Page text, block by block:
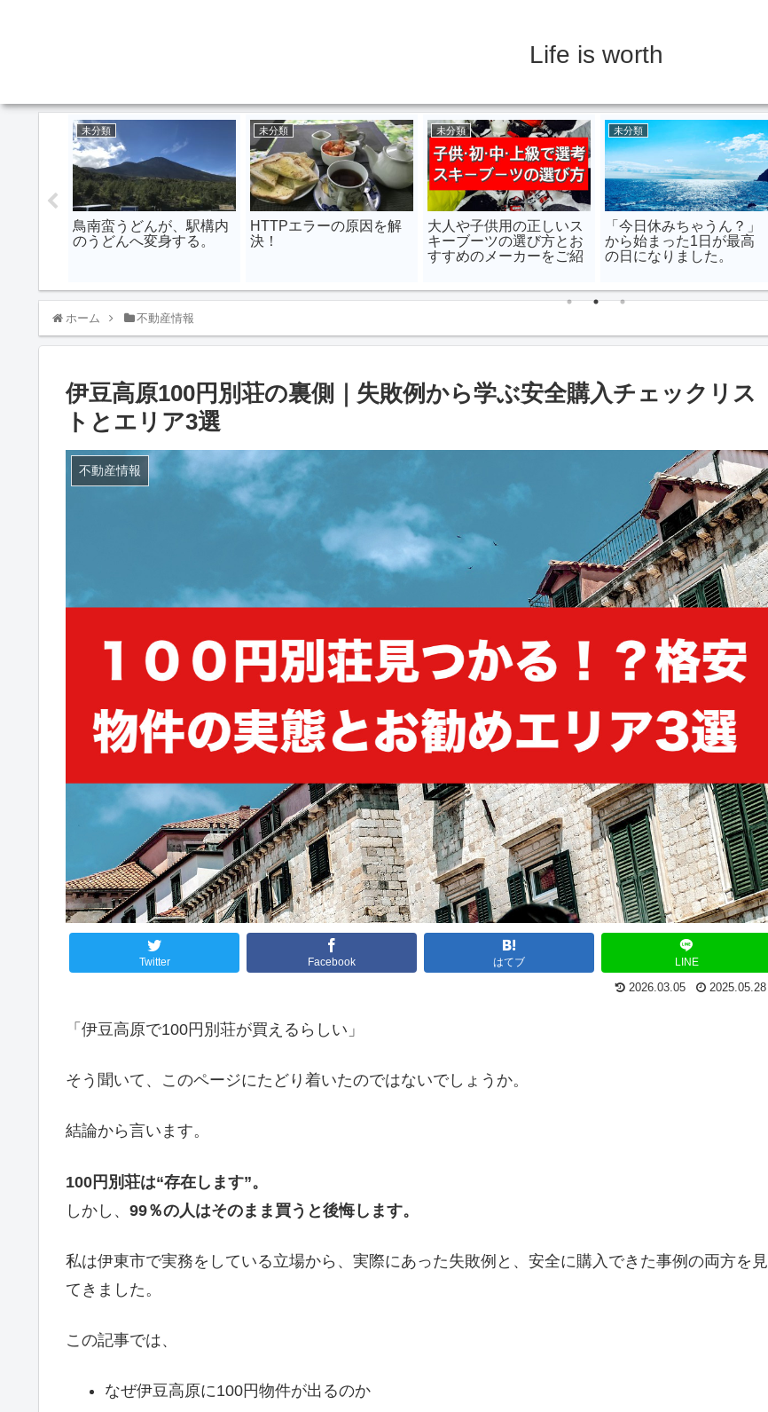
Life is worth
未分類
鳥南蛮うどんが、駅構内
のうどんへ変身する。
未分類
HTTPエラーの原因を解
決！
未分類
大人や子供用の正しいス
キーブーツの選び方とお
すすめのメーカーをご紹
未分類
「今日休みちゃうん？」
から始まった1日が最高
の日になりました。
ホーム 不動産情報
伊豆高原100円別荘の裏側｜失敗例から学ぶ安全購入チェックリス
トとエリア3選
不動産情報
Twitter Facebook はてブ LINE
2026.03.05 2025.05.28
「伊豆高原で100円別荘が買えるらしい」
そう聞いて、このページにたどり着いたのではないでしょうか。
結論から言います。
100円別荘は“存在します”。
しかし、 99％の人はそのまま買うと後悔します。
私は伊東市で実務をしている立場から、実際にあった失敗例と、安全に購入できた事例の両方を見
てきました。
この記事では、
なぜ伊豆高原に100円物件が出るのか